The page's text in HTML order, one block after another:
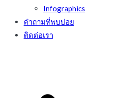
Infographics
คำถามที่พบบ่อย
ติดต่อเรา